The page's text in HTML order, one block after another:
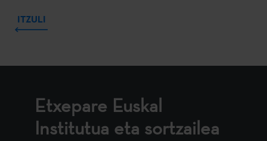
ITZULI
Etxepare Euskal
Institutua eta sortzailea